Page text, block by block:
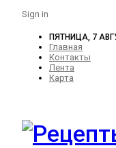
Sign in
ПЯТНИЦА, 7
Главная
Контакты
Лента
Карта